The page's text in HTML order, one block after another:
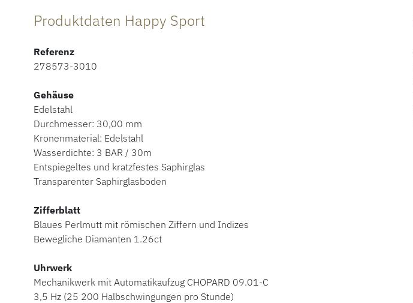
Produktdaten Happy Sport
Referenz
278573-3010
Gehäuse
Edelstahl
Durchmesser: 30,00 mm
Kronenmaterial: Edelstahl
Wasserdichte: 3 BAR / 30m
Entspiegeltes und kratzfestes Saphirglas
Transparenter Saphirglasboden
Zifferblatt
Blaues Perlmutt mit römischen Ziffern und Indizes
Bewegliche Diamanten 1.26ct
Uhrwerk
Mechanikwerk mit Automatikaufzug CHOPARD 09.01-C
3,5 Hz (25 200 Halbschwingungen pro Stunde)